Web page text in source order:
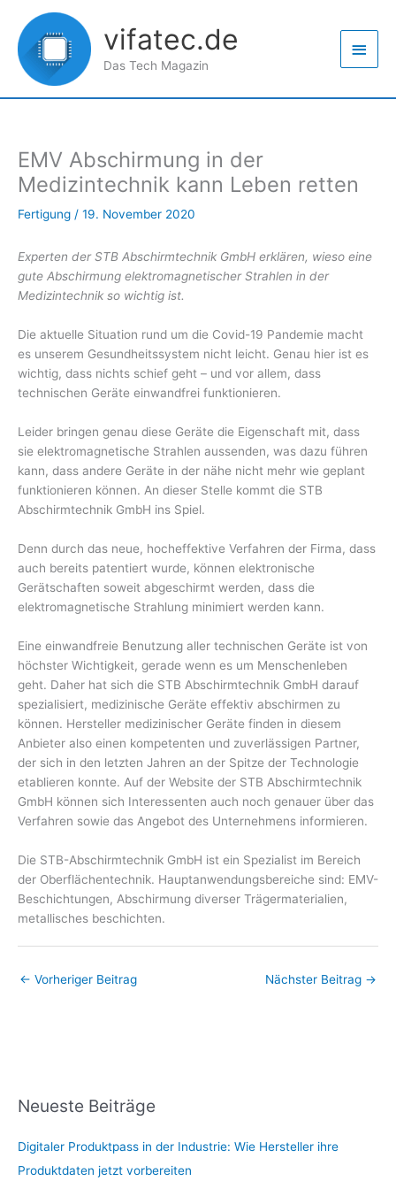
Inhalt
springen
vifatec.de
Das Tech Magazin
EMV Abschirmung in der
Medizintechnik kann Leben retten
Fertigung / 19. November 2020
Experten der STB Abschirmtechnik GmbH erklären, wieso eine
gute Abschirmung elektromagnetischer Strahlen in der
Medizintechnik so wichtig ist.
Die aktuelle Situation rund um die Covid-19 Pandemie macht
es unserem Gesundheitssystem nicht leicht. Genau hier ist es
wichtig, dass nichts schief geht – und vor allem, dass
technischen Geräte einwandfrei funktionieren.
Leider bringen genau diese Geräte die Eigenschaft mit, dass
sie elektromagnetische Strahlen aussenden, was dazu führen
kann, dass andere Geräte in der nähe nicht mehr wie geplant
funktionieren können. An dieser Stelle kommt die STB
Abschirmtechnik GmbH ins Spiel.
Denn durch das neue, hocheffektive Verfahren der Firma, dass
auch bereits patentiert wurde, können elektronische
Gerätschaften soweit abgeschirmt werden, dass die
elektromagnetische Strahlung minimiert werden kann.
Eine einwandfreie Benutzung aller technischen Geräte ist von
höchster Wichtigkeit, gerade wenn es um Menschenleben
geht. Daher hat sich die STB Abschirmtechnik GmbH darauf
spezialisiert, medizinische Geräte effektiv abschirmen zu
können. Hersteller medizinischer Geräte finden in diesem
Anbieter also einen kompetenten und zuverlässigen Partner,
der sich in den letzten Jahren an der Spitze der Technologie
etablieren konnte. Auf der Website der STB Abschirmtechnik
GmbH können sich Interessenten auch noch genauer über das
Verfahren sowie das Angebot des Unternehmens informieren.
Die STB-Abschirmtechnik GmbH ist ein Spezialist im Bereich
der Oberflächentechnik. Hauptanwendungsbereiche sind: EMV-
Beschichtungen, Abschirmung diverser Trägermaterialien,
metallisches beschichten.
← Vorheriger Beitrag Nächster Beitrag →
Neueste Beiträge
Digitaler Produktpass in der Industrie: Wie Hersteller ihre
Produktdaten jetzt vorbereiten